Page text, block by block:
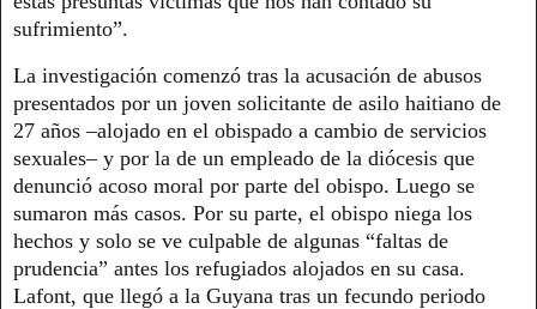
sufrimiento”.
La investigación comenzó tras la acusación de abusos
presentados por un joven solicitante de asilo haitiano de
27 años –alojado en el obispado a cambio de servicios
sexuales– y por la de un empleado de la diócesis que
denunció acoso moral por parte del obispo. Luego se
sumaron más casos. Por su parte, el obispo niega los
hechos y solo se ve culpable de algunas “faltas de
prudencia” antes los refugiados alojados en su casa.
Lafont, que llegó a la Guyana tras un fecundo periodo